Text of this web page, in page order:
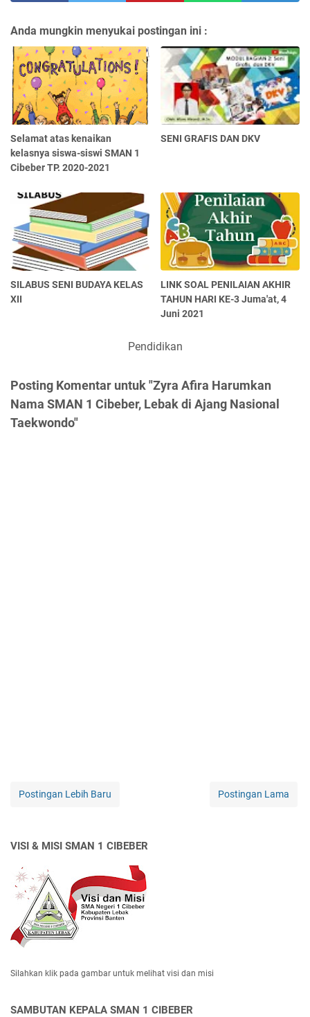
Anda mungkin menyukai postingan ini :
Selamat atas kenaikan
kelasnya siswa-siswi SMAN 1
Cibeber TP. 2020-2021
SENI GRAFIS DAN DKV
SILABUS SENI BUDAYA KELAS
XII
LINK SOAL PENILAIAN AKHIR
TAHUN HARI KE-3 Juma'at, 4
Juni 2021
Pendidikan
Posting Komentar untuk "Zyra Afira Harumkan
Nama SMAN 1 Cibeber, Lebak di Ajang Nasional
Taekwondo"
Postingan Lebih Baru Postingan Lama
VISI & MISI SMAN 1 CIBEBER
Silahkan klik pada gambar untuk melihat visi dan misi
SAMBUTAN KEPALA SMAN 1 CIBEBER